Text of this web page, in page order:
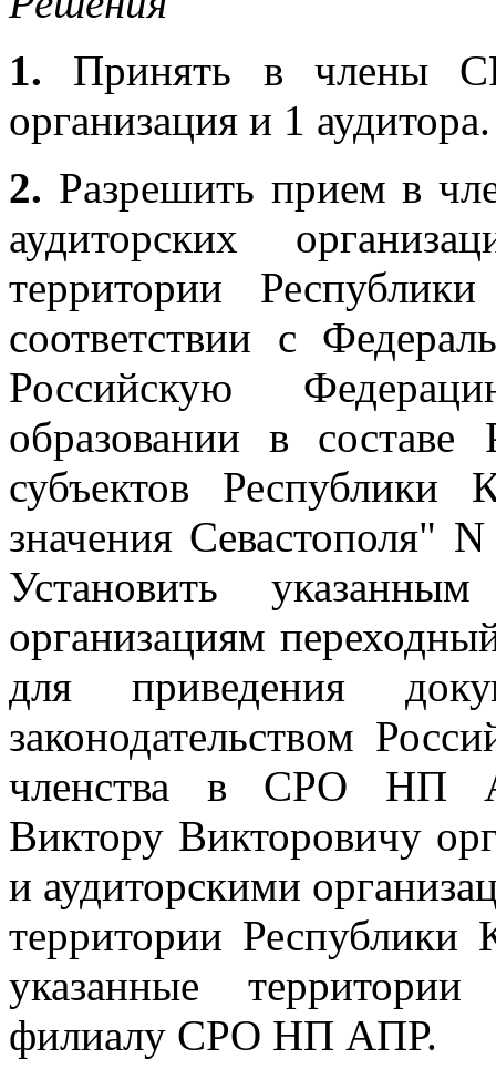
1. Принять в члены
организация и 1 аудитора.
2. Разрешить прием в
аудиторских
территории
соответствии с
Российскую
образовании в
субъектов
значения Севастополя"
Установить
организациям
для приведения
законодательством
членства в СРО НП
Виктору Викторовичу
и аудиторскими
территории Республики
указанные
филиалу СРО НП АПР.